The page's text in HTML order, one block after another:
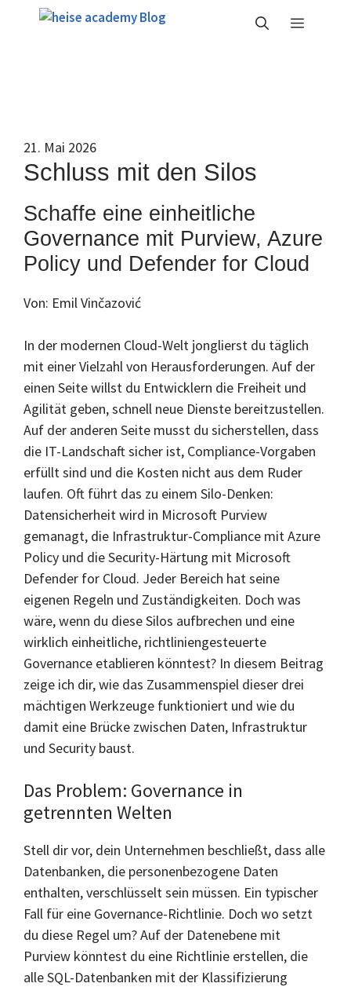
Menü
21. Mai 2026
Schluss mit den Silos
Schaffe eine einheitliche
Governance mit Purview, Azure
Policy und Defender for Cloud
Von: Emil Vinčazović
In der modernen Cloud-Welt jonglierst du täglich
mit einer Vielzahl von Herausforderungen. Auf der
einen Seite willst du Entwicklern die Freiheit und
Agilität geben, schnell neue Dienste bereitzustellen.
Auf der anderen Seite musst du sicherstellen, dass
die IT-Landschaft sicher ist, Compliance-Vorgaben
erfüllt sind und die Kosten nicht aus dem Ruder
laufen. Oft führt das zu einem Silo-Denken:
Datensicherheit wird in Microsoft Purview
gemanagt, die Infrastruktur-Compliance mit Azure
Policy und die Security-Härtung mit Microsoft
Defender for Cloud. Jeder Bereich hat seine
eigenen Regeln und Zuständigkeiten. Doch was
wäre, wenn du diese Silos aufbrechen und eine
wirklich einheitliche, richtliniengesteuerte
Governance etablieren könntest? In diesem Beitrag
zeige ich dir, wie das Zusammenspiel dieser drei
mächtigen Werkzeuge funktioniert und wie du
damit eine Brücke zwischen Daten, Infrastruktur
und Security baust.
Das Problem: Governance in
getrennten Welten
Stell dir vor, dein Unternehmen beschließt, dass alle
Datenbanken, die personenbezogene Daten
enthalten, verschlüsselt sein müssen. Ein typischer
Fall für eine Governance-Richtlinie. Doch wo setzt
du diese Regel um? Auf der Datenebene mit
Purview könntest du eine Richtlinie erstellen, die
alle SQL-Datenbanken mit der Klassifizierung